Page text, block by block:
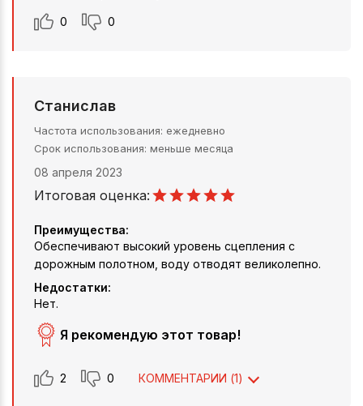
0 0
Станислав
Частота использования ежедневно
Срок использования меньше месяца
08 апреля 2023
Итоговая оценка:
Преимущества:
Обеспечивают высокий уровень сцепления с
дорожным полотном, воду отводят великолепно.
Недостатки:
Нет.
Я рекомендую этот товар!
2 0 КОММЕНТАРИИ (1)